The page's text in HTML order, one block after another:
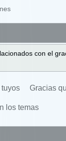
con el
tuyos Gracias
los temas